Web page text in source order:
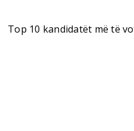
Top 10 kandidatët më të